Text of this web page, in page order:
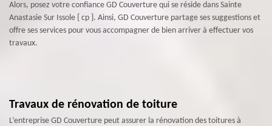
Alors, posez votre confiance GD Couverture qui se réside dans Sainte
Anastasie Sur Issole { cp }. Ainsi, GD Couverture partage ses suggestions et
offre ses services pour vous accompagner de bien arriver à effectuer vos
travaux.
Travaux de rénovation de toiture
L’entreprise GD Couverture peut assurer la rénovation des toitures à